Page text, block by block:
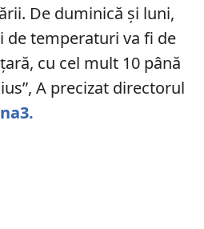
De duminică și luni,
de temperaturi va fi de
cu cel mult 10 până
A precizat directorul